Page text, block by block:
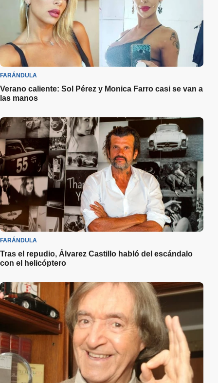
FARÁNDULA
Verano caliente: Sol Pérez y Monica Farro casi se van a
las manos
FARÁNDULA
Tras el repudio, Álvarez Castillo habló del escándalo
con el helicóptero